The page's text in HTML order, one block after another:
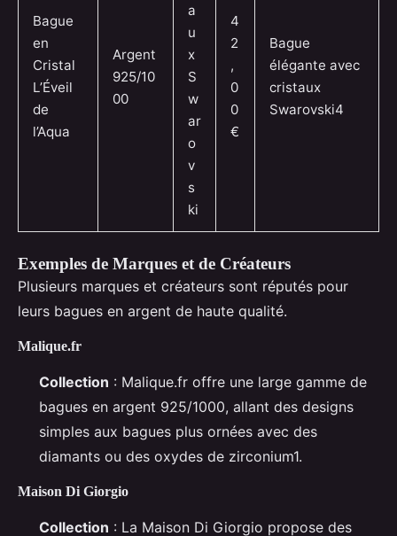
Bague
en
Cristal
L’Éveil
de
l’Aqua
Argent
925/10
00
a
u
x
S
w
ar
o
v
s
ki
4
2
,
0
0
€
Bague
élégante avec
cristaux
Swarovski4
Exemples de Marques et de Créateurs
Plusieurs marques et créateurs sont réputés pour
leurs bagues en argent de haute qualité.
Malique.fr
Collection : Malique.fr offre une large gamme de
bagues en argent 925/1000, allant des designs
simples aux bagues plus ornées avec des
diamants ou des oxydes de zirconium1.
Maison Di Giorgio
Collection : La Maison Di Giorgio propose des